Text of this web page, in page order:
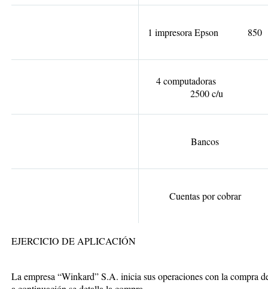
1 impresora Epson 850
4 computadoras
2500 c/u
Bancos
Cuentas por cobrar
EJERCICIO DE APLICACIÓN
La empresa “Winkard” S.A. inicia sus operaciones con la compra